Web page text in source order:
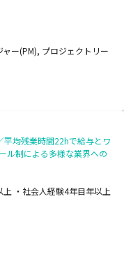
ー(PM), プロジェクトリー
平均残業時間22hで給与とワ
ル制による多様な業界への
・社会人経験4年目年以上